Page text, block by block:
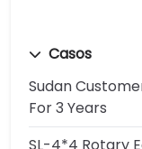
Casos
Sudan
For 3 Years
SL-4*4 Rotary